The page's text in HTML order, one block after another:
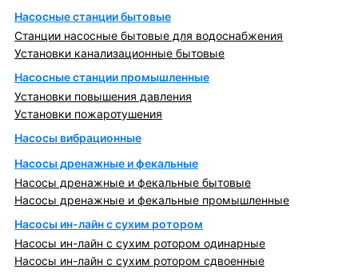
Насосные станции бытовые
Станции насосные бытовые для водоснабжения
Установки канализационные бытовые
Насосные станции промышленные
Установки повышения давления
Установки пожаротушения
Насосы вибрационные
Насосы дренажные и фекальные
Насосы дренажные и фекальные бытовые
Насосы дренажные и фекальные промышленные
Насосы ин-лайн с сухим ротором
Насосы ин-лайн с сухим ротором одинарные
Насосы ин-лайн с сухим ротором сдвоенные